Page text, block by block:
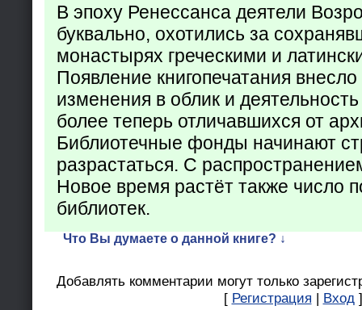
В эпоху Ренессанса деятели
буквально, охотились за
монастырях греческими и
Появление книгопечатания
изменения в облик и
более теперь отличавшихся от
Библиотечные фонды начинают
разрастаться. С
Новое время растёт также число
библиотек.
Что Вы думаете о данной книге? ↓
Добавлять комментарии могут только
[ Регистрация | Вход ]